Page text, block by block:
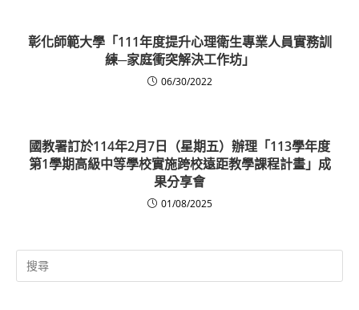
彰化師範大學「111年度提升心理衛生專業人員實務訓
練─家庭衝突解決工作坊」
06/30/2022
國教署訂於114年2月7日（星期五）辦理「113學年度
第1學期高級中等學校實施跨校遠距教學課程計畫」成
果分享會
01/08/2025
Search
for: